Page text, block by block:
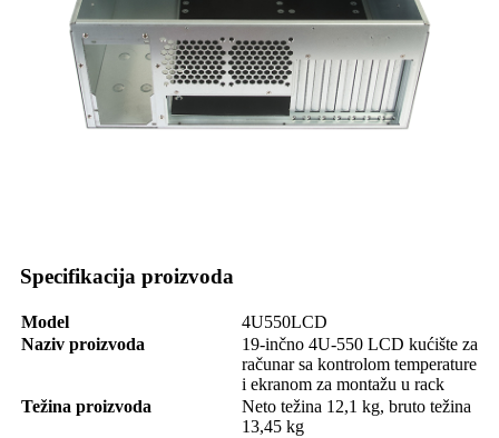
Specifikacija proizvoda
Model
4U550LCD
Naziv proizvoda
19-inčno 4U-550 LCD kućište za
računar sa kontrolom temperature
i ekranom za montažu u rack
Težina proizvoda
Neto težina 12,1 kg, bruto težina
13,45 kg